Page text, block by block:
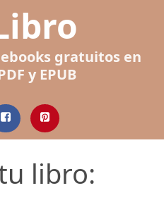
gratuitos en
y EPUB
libro: